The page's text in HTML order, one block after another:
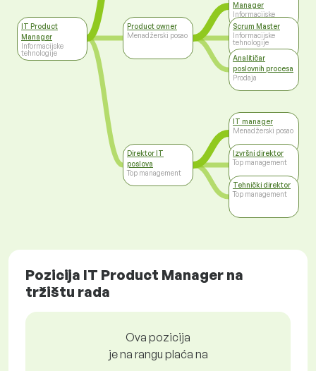
IT Product
Manager
Informacijske
tehnologije
Product owner
Menadžerski posao
Direktor IT
poslova
Top management
Manager
Informacijske
tehnologije
Scrum Master
Informacijske
tehnologije
Analitičar
poslovnih procesa
Prodaja
IT manager
Menadžerski posao
Izvršni direktor
Top management
Tehnički direktor
Top management
Pozicija IT Product Manager na
tržištu rada
Ova pozicija
je na rangu plaća na